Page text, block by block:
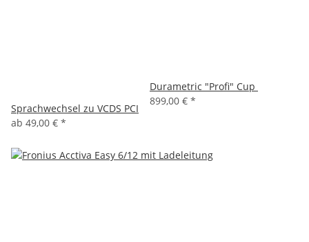
Sprachwechsel zu VCDS PCI
ab 49,00 € *
Durametric "Profi" Cup
899,00 € *